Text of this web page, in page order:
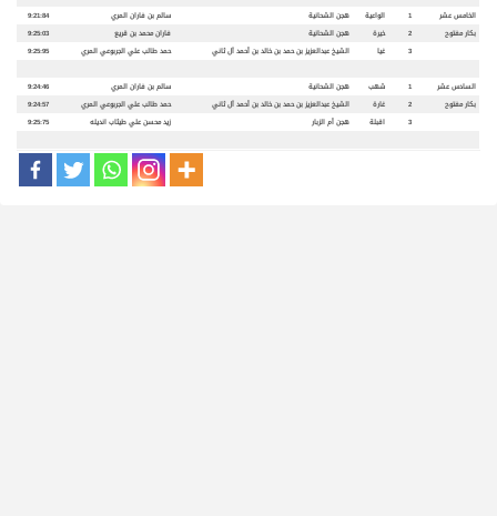
الخامس عشر 1 الواعية هجن الشحانية سالم بن فاران المري
9:21:84
بكار مفتوح
2 خيرة هجن الشحانية فاران محمد بن قريع
9:25:03
3
غيا الشيخ عبدالعزيز بن حمد بن خالد بن أحمد آل ثاني حمد طالب علي الجربوعي المري 9:25:95
السادس عشر 1 شهب هجن الشحانية سالم بن فاران المري
9:24:46
بكار مفتوح
2 غارة الشيخ عبدالعزيز بن حمد بن خالد بن أحمد آل ثاني حمد طالب علي الجربوعي المري
9:24:57
3
اقبلة هجن أم الزبار زيد محسن علي طيثاب انديله 9:25:75